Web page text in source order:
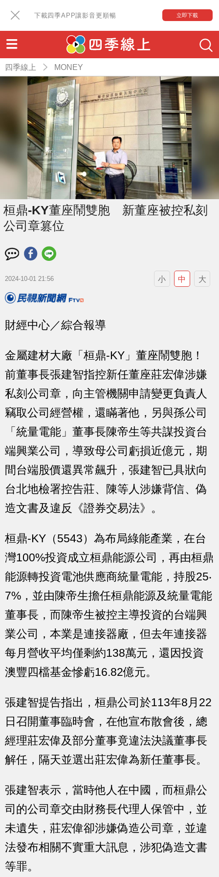
下載四季APP讓影音更順暢 立即下載
四季線上 MONEY
桓鼎-KY董座鬧雙胞 新董座被控私刻
公司章篡位
2024-10-01 21:56 小 中 大
財經中心／綜合報導
金屬建材大廠「桓鼎-KY」董座鬧雙胞！
前董事長張建智指控新任董座莊宏偉涉嫌
私刻公司章，向主管機關申請變更負責人
竊取公司經營權，還瞞著他，另與孫公司
「統量電能」董事長陳帝生等共謀投資台
端興業公司，導致母公司虧損近億元，期
間台端股價還異常飆升，張建智已具狀向
台北地檢署控告莊、陳等人涉嫌背信、偽
造文書及違反《證券交易法》。
桓鼎-KY（5543）為布局綠能產業，在台
灣100%投資成立桓鼎能源公司，再由桓鼎
能源轉投資電池供應商統量電能，持股25‧
7%，並由陳帝生擔任桓鼎能源及統量電能
董事長，而陳帝生被控主導投資的台端興
業公司，本業是連接器廠，但去年連接器
每月營收平均僅剩約138萬元，還因投資
澳豐四檔基金慘虧16.82億元。
張建智提告指出，桓鼎公司於113年8月22
日召開董事臨時會，在他宣布散會後，總
經理莊宏偉及部分董事竟違法決議董事長
解任，隔天並選出莊宏偉為新任董事長。
張建智表示，當時他人在中國，而桓鼎公
司的公司章交由財務長代理人保管中，並
未遺失，莊宏偉卻涉嫌偽造公司章，並違
法發布相關不實重大訊息，涉犯偽造文書
等罪。